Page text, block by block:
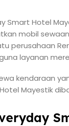
Smart Hotel
mobil
perusahaan
layanan
kendaraan
Mayestik